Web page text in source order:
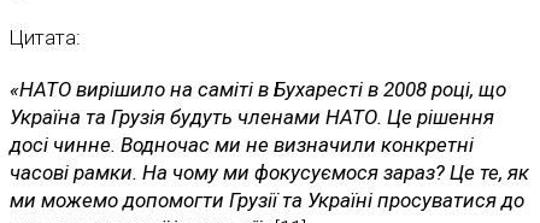
Цитата:
«НАТО вирішило на саміті в Бухаресті в 2008 році, що
Україна та Грузія будуть членами НАТО. Це рішення
досі чинне. Водночас ми не визначили конкретні
часові рамки. На чому ми фокусуємося зараз? Це те, як
ми можемо допомогти Грузії та Україні просуватися до